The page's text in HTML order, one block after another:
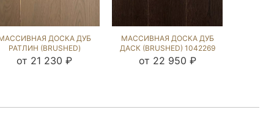
ДОСКА ДУБ
РАТЛИН (BRUSHED)
901977
от 21 230 ₽
МАССИВНАЯ ДОСКА ДУБ
ДАСК (BRUSHED) 1042269
от 22 950 ₽